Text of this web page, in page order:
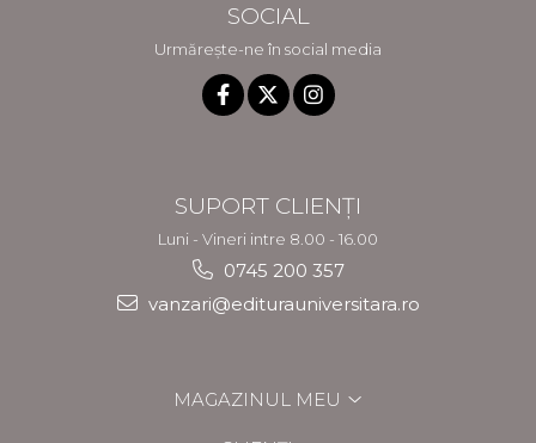
SOCIAL
Urmărește-ne în social media
SUPORT CLIENȚI
Luni - Vineri intre 8.00 - 16.00
0745 200 357
vanzari@editurauniversitara.ro
MAGAZINUL MEU